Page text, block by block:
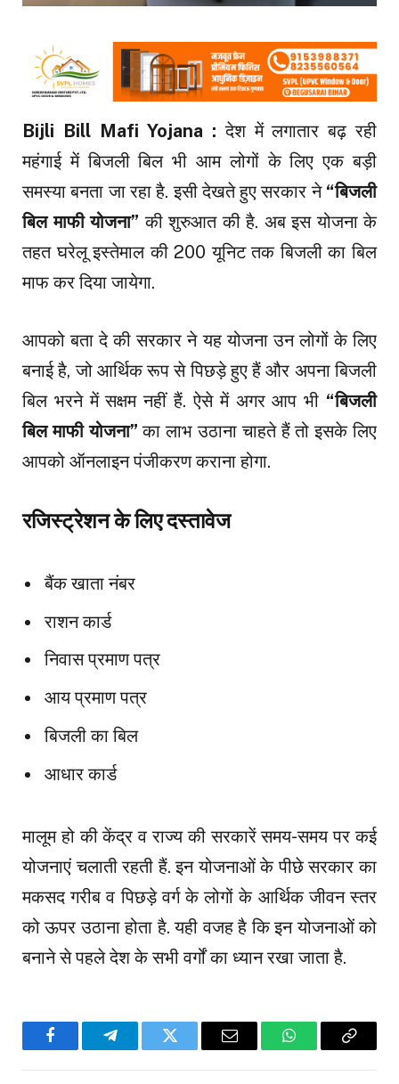
Bijli Bill Mafi Yojana :देश में लगातार बढ़ रही
महंगाई में बिजली बिल भी आम लोगों के लिए एक बड़ी
समस्या बनता जा रहा है. इसी देखते हुए सरकार ने “बिजली
बिल माफी योजना”की शुरुआत की है. अब इस योजना के
तहत घरेलू इस्तेमाल की 200 यूनिट तक बिजली का बिल
माफ कर दिया जायेगा.
आपको बता दे की सरकार ने यह योजना उन लोगों के लिए
बनाई है, जो आर्थिक रूप से पिछड़े हुए हैं और अपना बिजली
बिल भरने में सक्षम नहीं हैं. ऐसे में अगर आप भी “बिजली
बिल माफी योजना”का लाभ उठाना चाहते हैं तो इसके लिए
आपको ऑनलाइन पंजीकरण कराना होगा.
रजिस्ट्रेशन के लिए दस्तावेज
बैंक खाता नंबर
राशन कार्ड
निवास प्रमाण पत्र
आय प्रमाण पत्र
बिजली का बिल
आधार कार्ड
मालूम हो की केंद्र व राज्य की सरकारें समय-समय पर कई
योजनाएं चलाती रहती हैं. इन योजनाओं के पीछे सरकार का
मकसद गरीब व पिछड़े वर्ग के लोगों के आर्थिक जीवन स्तर
को ऊपर उठाना होता है. यही वजह है कि इन योजनाओं को
बनाने से पहले देश के सभी वर्गों का ध्यान रखा जाता है.
FacebookTelegramTwitter Email WhatsAppCopy